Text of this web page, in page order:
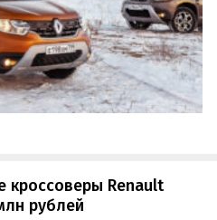
Renault
рублей